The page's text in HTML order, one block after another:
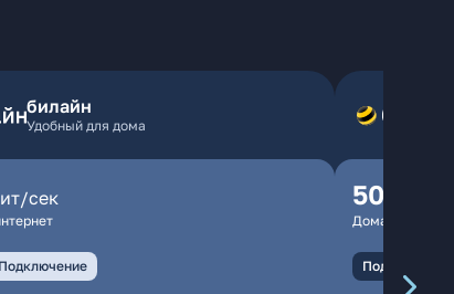
билайн
Удобный для дома
сек
Подключение
500
Домашний
Подключение